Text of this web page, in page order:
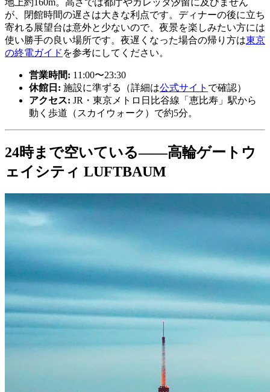
地上約160m。高さでは都庁やカレッタ汐留に及びません
が、閉館時間の遅さは大きな利点です。ディナーの後に立ち
寄れる展望台は意外と少ないので、夜景を楽しみたい方には
使い勝手の良い場所です。夜遅くなった場合の帰り方は東京
の終電ガイド を参考にしてください。
営業時間: 11:00〜23:30
休館日: 施設に準ずる（詳細は公式サイト で確認）
アクセス: JR・東京メトロ日比谷線「恵比寿」駅から
動く歩道（スカイウォーク）で約5分。
24時まで空いている——高輪ゲートウ
ェイシティ LUFTBAUM